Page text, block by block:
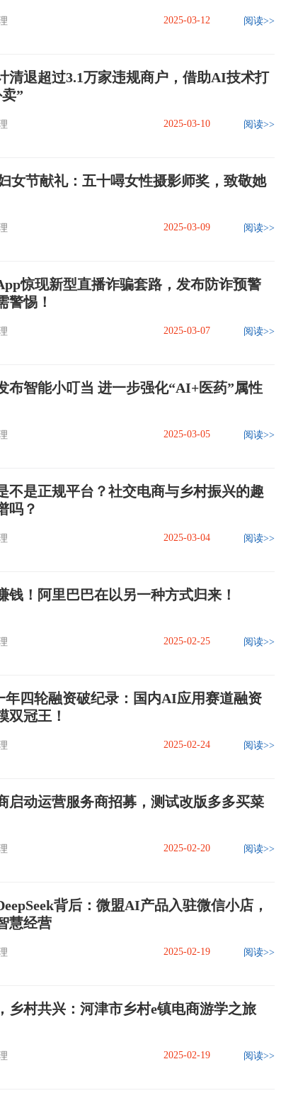
2025-03-12 阅读>>
清退超过3.1万家违规商户，借助AI技术打
”
2025-03-10 阅读>>
女节献礼：五十噚女性摄影师奖，致敬她
2025-03-09 阅读>>
惊现新型直播诈骗套路，发布防诈预警
警惕！
2025-03-07 阅读>>
布智能小叮当 进一步强化“AI+医药”属性
2025-03-05 阅读>>
不是正规平台？社交电商与乡村振兴的趣
吗？
2025-03-04 阅读>>
钱！阿里巴巴在以另一种方式归来！
2025-02-25 阅读>>
四轮融资破纪录：国内AI应用赛道融资
双冠王！
2025-02-24 阅读>>
启动运营服务商招募，测试改版多多买菜
2025-02-20 阅读>>
背后：微盟AI产品入驻微信小店，
慧经营
2025-02-19 阅读>>
乡村共兴：河津市乡村e镇电商游学之旅
2025-02-19 阅读>>